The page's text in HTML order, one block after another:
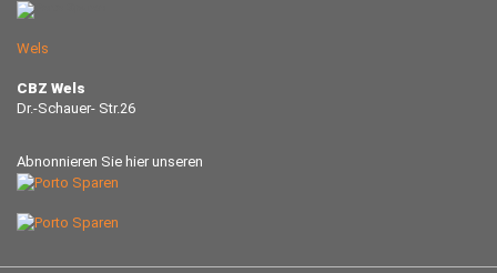
Wels
CBZ Wels
Dr.-Schauer- Str.26
Abnonnieren Sie hier unseren